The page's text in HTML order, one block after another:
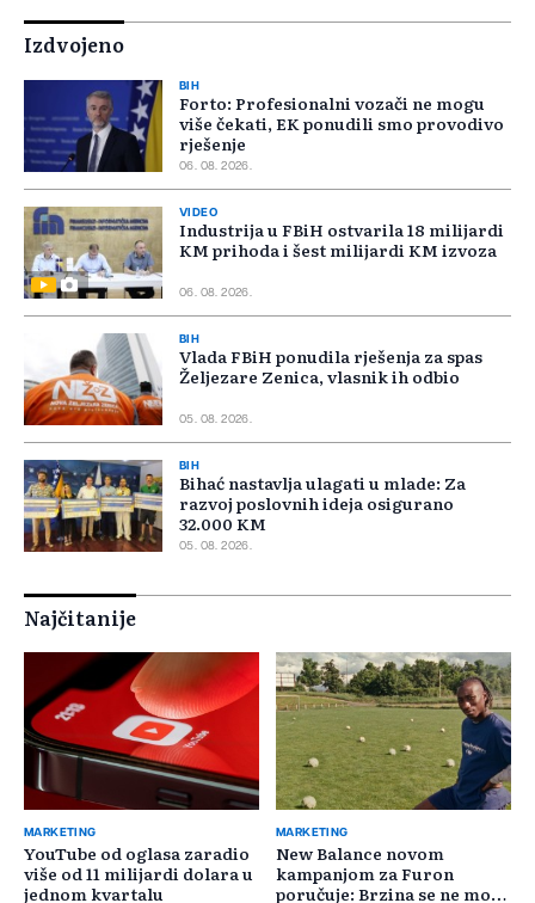
Izdvojeno
BIH
Forto: Profesionalni vozači ne mogu
više čekati, EK ponudili smo provodivo
rješenje
06. 08. 2026.
VIDEO
Industrija u FBiH ostvarila 18 milijardi
KM prihoda i šest milijardi KM izvoza
06. 08. 2026.
BIH
Vlada FBiH ponudila rješenja za spas
Željezare Zenica, vlasnik ih odbio
05. 08. 2026.
BIH
Bihać nastavlja ulagati u mlade: Za
razvoj poslovnih ideja osigurano
32.000 KM
05. 08. 2026.
Najčitanije
MARKETING
YouTube od oglasa zaradio
više od 11 milijardi dolara u
jednom kvartalu
MARKETING
New Balance novom
kampanjom za Furon
poručuje: Brzina se ne može